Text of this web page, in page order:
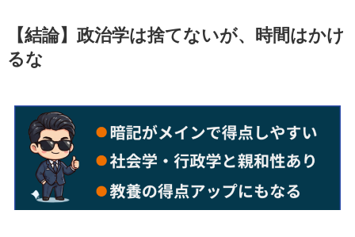
【結論】政治学は捨てないが、時間はかけ
るな